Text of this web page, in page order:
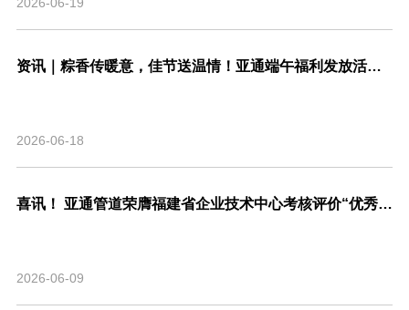
资讯｜粽香传暖意，佳节送温情！亚通端午福利发放活动圆满结束！
2026-06-18
喜讯！ 亚通管道荣膺福建省企业技术中心考核评价“优秀”等级，系省内管道行业唯一！
2026-06-09